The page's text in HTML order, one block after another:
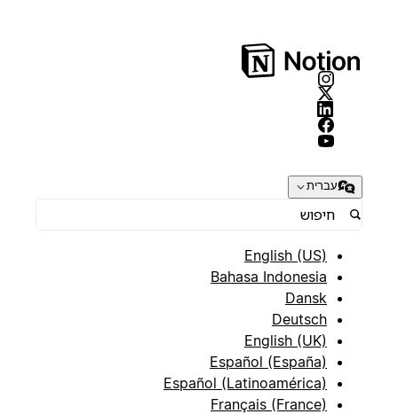
עברית
English (US)
Bahasa Indonesia
Dansk
Deutsch
English (UK)
Español (España)
Español (Latinoamérica)
Français (France)